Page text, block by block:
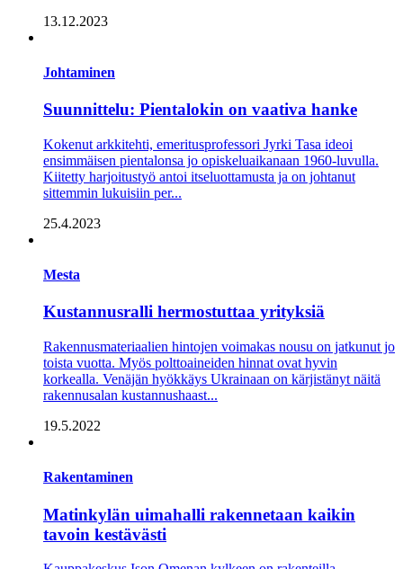
13.12.2023
Johtaminen
Suunnittelu: Pientalokin on vaativa hanke
Kokenut arkkitehti, emeritus­professori Jyrki Tasa ideoi
ensimmäisen pientalonsa jo opiskelu­aikanaan 1960-luvulla.
Kiitetty harjoitus­työ antoi itse­luottamusta ja on johtanut
sittemmin lukuisiin per...
25.4.2023
Mesta
Kustannusralli hermostuttaa yrityksiä
Rakennusmateriaalien hintojen voima­kas nousu on jatkunut jo
toista vuotta. Myös polttoaineiden hinnat ovat hyvin
korkealla. Venäjän hyökkäys Ukrainaan on kärjistänyt näitä
rakennusalan kustannushaast...
19.5.2022
Rakentaminen
Matinkylän uimahalli rakennetaan kaikin
tavoin kestävästi